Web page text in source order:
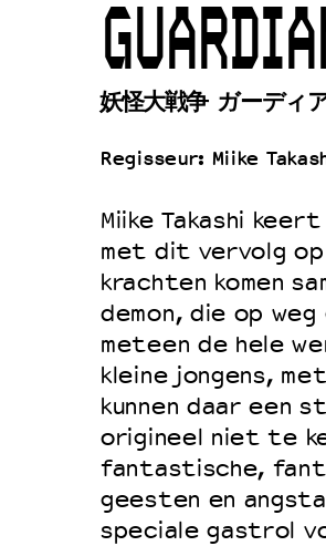
Duurzaamheid
Culturele boycot
Ruimte voor
妖怪大戦争 ガーディ
Regisseur: Miike
Miike Takashi
met dit vervolg op
krachten komen
demon, die op
meteen de hele
kleine jongens,
kunnen daar een
origineel niet te
fantastische,
geesten en
speciale gastrol